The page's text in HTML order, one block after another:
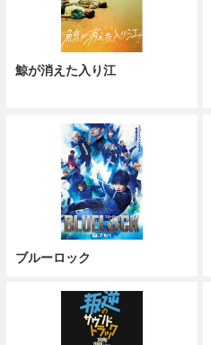
鯨が消えた入り江
ブルーロック